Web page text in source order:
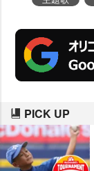
PICK UP